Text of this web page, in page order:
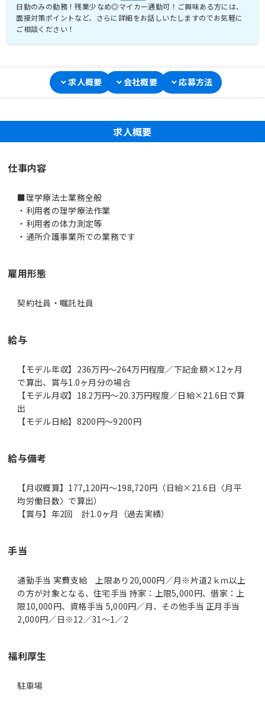
日勤のみの勤務！残業少なめ◎マイカー通勤可！ご興味ある方には、
面接対策ポイントなど、さらに詳細をお話しいたしますのでお気軽に
ご相談ください！
求人概要 会社概要 応募方法
求人概要
仕事内容
■理学療法士業務全般
・利用者の理学療法作業
・利用者の体力測定等
雇用形態
契約社員・嘱託社員
給与
【モデル年収】236万円〜264万円程度／下記金額×12ヶ月
で算出、賞与1.0ヶ月分の場合
【モデル月収】18.2万円〜20.3万円程度／日給×21.6日で算
出
【モデル日給】8200円〜9200円
給与備考
【月収概算】177,120円～198,720円（日給×21.6日〈月平
均労働日数〉で算出）
【賞与】年2回 計1.0ヶ月（過去実績）
手当
通勤手当 実費支給 上限あり20,000円／月※片道2ｋｍ以上
の方が対象となる、住宅手当 持家：上限5,000円、借家：上
限10,000円、資格手当 5,000円／月、その他手当 正月手当
2,000円／日※12／31～1／2
福利厚生
駐車場